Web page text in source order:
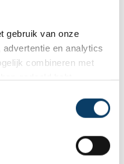
gebruik van onze
en analytics
combineren met
van Copacabana,
en dus een perfecte